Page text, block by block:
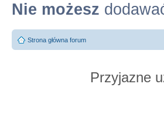
Nie możesz
Strona główna forum
Przyjazne